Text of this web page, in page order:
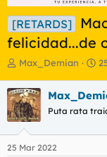
[RETARDS]
felicidad...de
I
i
c
i
a
d
o
Max_Demian
F
h
a
e
Puta rata
25 Mar 2022